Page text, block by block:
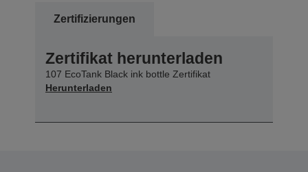
Zertifizierungen
Zertifikat herunterladen
107 EcoTank Black ink bottle Zertifikat
Herunterladen